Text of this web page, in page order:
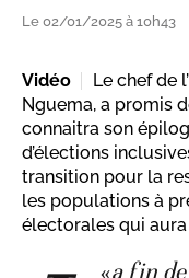
Le 02/01/2025 à 10h43
Vidéo
Le chef de
Nguema, a promis
connaitra son
d’élections
transition pour la
les populations à
électorales qui
«a fin